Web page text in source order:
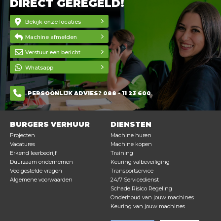
DIRECT GEREGELD!
Bekijk onze locaties
Machine afmelden
Verstuur een bericht
Whatsapp
PERSOONLIJK ADVIES? 088 - 11 23 600
BURGERS VERHUUR
Projecten
Vacatures
Erkend leerbedrijf
Duurzaam ondernemen
Veelgestelde vragen
Algemene voorwaarden
DIENSTEN
Machine huren
Machine kopen
Training
Keuring valbeveiliging
Transportservice
24/7 Servicedienst
Schade Risico Regeling
Onderhoud van jouw machines
Keuring van jouw machines